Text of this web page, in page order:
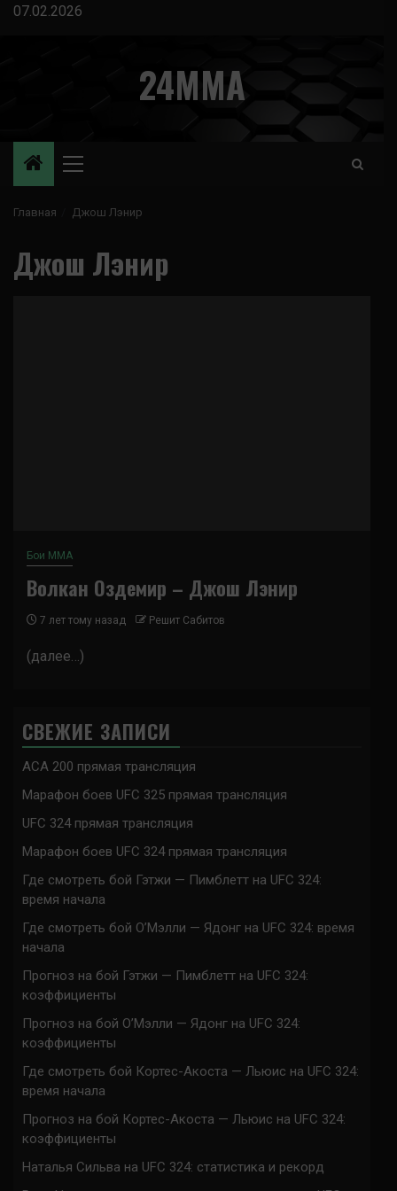
Перейти
07.02.2026
24MMA
Основное
Главная Джош Лэнир
Джош Лэнир
Бои ММА
Волкан Оздемир – Джош Лэнир
7 лет тому назад Решит Сабитов
(далее…)
СВЕЖИЕ ЗАПИСИ
ACA 200 прямая трансляция
Марафон боев UFC 325 прямая трансляция
UFC 324 прямая трансляция
Марафон боев UFC 324 прямая трансляция
Где смотреть бой Гэтжи — Пимблетт на UFC 324:
время начала
Где смотреть бой О’Мэлли — Ядонг на UFC 324: время
начала
Прогноз на бой Гэтжи — Пимблетт на UFC 324:
коэффициенты
Прогноз на бой О’Мэлли — Ядонг на UFC 324:
коэффициенты
Где смотреть бой Кортес-Акоста — Льюис на UFC 324:
время начала
Прогноз на бой Кортес-Акоста — Льюис на UFC 324:
коэффициенты
Наталья Сильва на UFC 324: статистика и рекорд